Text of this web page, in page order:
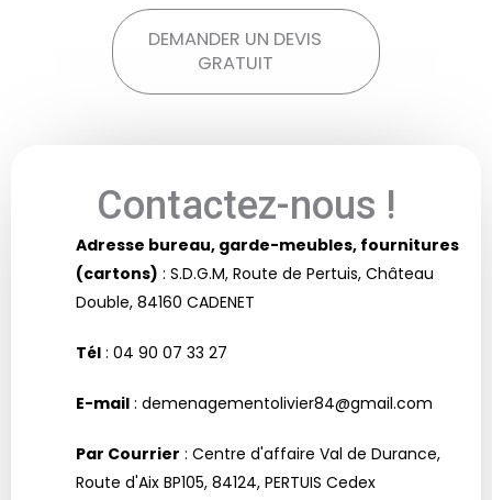
DEMANDER UN DEVIS
GRATUIT
Contactez-nous !
Adresse bureau, garde-meubles, fournitures
(cartons) : S.D.G.M, Route de Pertuis, Château
Double, 84160 CADENET
Tél: 04 90 07 33 27
E-mail: demenagementolivier84@gmail.com
Par Courrier : Centre d'affaire Val de Durance,
Route d'Aix BP105, 84124, PERTUIS Cedex